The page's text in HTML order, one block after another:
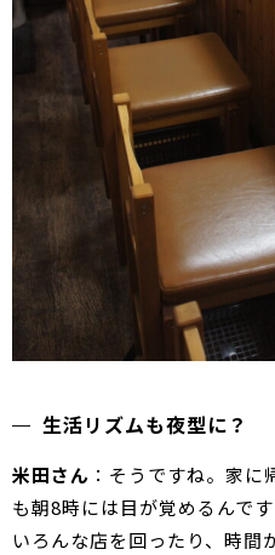
生活リズムも夜型に？
米田さん ：そうですね。家
も朝8時には目が覚めるんで
いろんな店を回ったり、時間